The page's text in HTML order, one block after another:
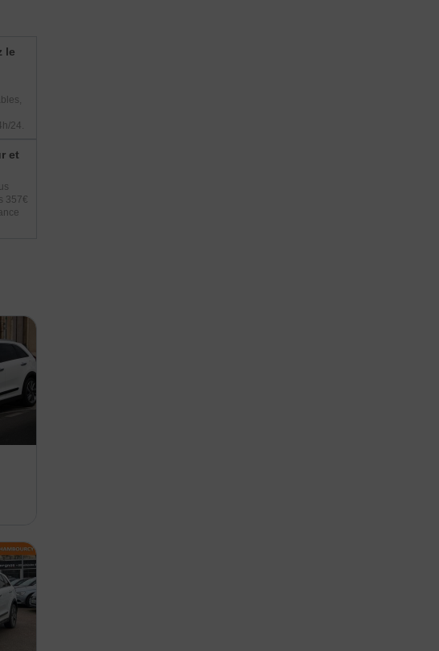
le
24.
et
357€